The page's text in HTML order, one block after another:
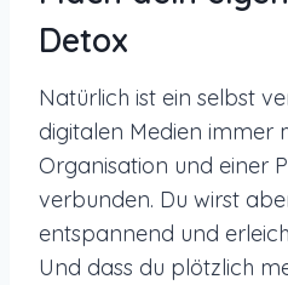
Detox
Natürlich ist ein selbst
digitalen Medien immer
Organisation und einer
verbunden. Du wirst
entspannend und
Und dass du plötzlich